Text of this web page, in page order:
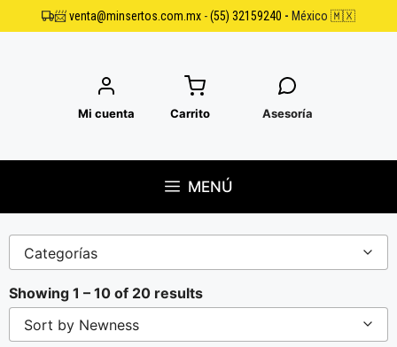
al
📨venta@minsertos.com.mx -(55) 32159240 - México 🇲🇽
Mi cuenta Carrito Asesoría
MENÚ
Categorías
Showing 1 – 10 of 20 results
Sort by Newness